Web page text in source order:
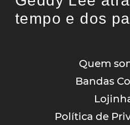
tempo e dos
Quem
Bandas
Política de